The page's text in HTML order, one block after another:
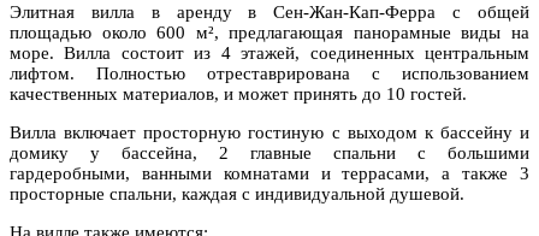
Элитная вилла в аренду в Сен-Жан-Кап-Ферра с общей
площадью около 600 м², предлагающая панорамные виды на
море. Вилла состоит из 4 этажей, соединенных центральным
лифтом. Полностью отреставрирована с использованием
качественных материалов, и может принять до 10 гостей.
Вилла включает просторную гостиную с выходом к бассейну и
домику у бассейна, 2 главные спальни с большими
гардеробными, ванными комнатами и террасами, а также 3
просторные спальни, каждая с индивидуальной душевой.